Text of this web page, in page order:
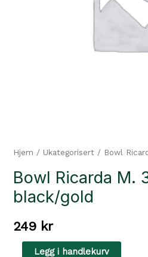
Hjem / Ukategorisert / Bowl
Bowl Ricarda M.
black/gold
249 kr
Legg i handlekurv